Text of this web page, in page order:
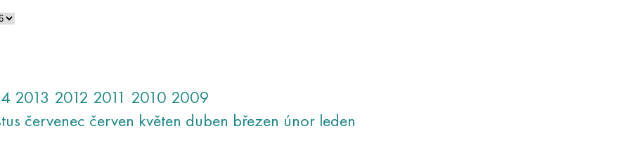
2013 2012 2011 2010 2009
červenec červen květen duben březen únor leden